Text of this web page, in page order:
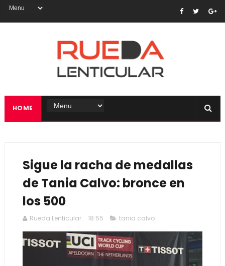
HOME
Sigue la racha de medallas
de Tania Calvo: bronce en
los 500
Rueda Lenticular 18:55 tania calvo